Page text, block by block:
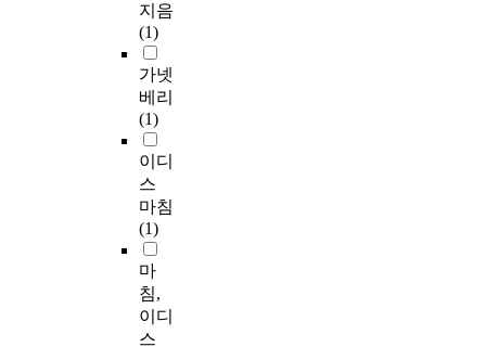
지음
(1)
가넷
베리
(1)
이디
스
마침
(1)
마
침,
이디
스